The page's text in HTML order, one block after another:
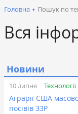
Головна • Пошук по
Вся
Новини
10 липня Технології
Аграрії США
посівів ЗЗР